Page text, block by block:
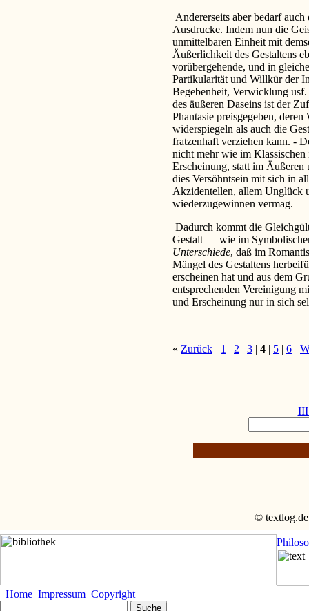
Andererseits aber bedarf
Ausdrucke. Indem nun die
unmittelbaren Einheit mit
Äußerlichkeit des Gestaltens
vorübergehende, und in
Partikularität und Willkür der
Begebenheit, Verwicklung
des äußeren Daseins ist der
Phantasie preisgegeben,
widerspiegeln als auch die
fratzenhaft verziehen kann. -
nicht mehr wie im Klassischen
Erscheinung, statt im Äußeren
dies Versöhntsein mit sich in
Akzidentellen, allem Unglück
wiederzugewinnen vermag.
Dadurch kommt die
Gestalt — wie im
Unterschiede, daß im
Mängel des Gestaltens
erscheinen hat und aus dem
entsprechenden Vereinigung
und Erscheinung nur in sich
« Zurück 1 | 2 | 3 | 4 | 5 | 6
© textlog.de
Home Impressum Copyright